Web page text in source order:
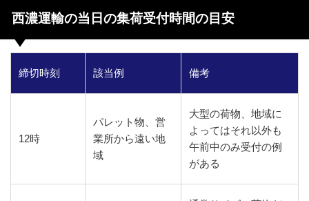
西濃運輸の当日の集荷受付時間の目安
締切時刻 該当例 備考
12時
パレット物、営
業所から遠い地
域
大型の荷物、地域に
よってはそれ以外も
午前中のみ受付の例
がある